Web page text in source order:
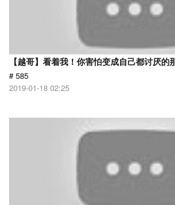
【越哥】看着我！你害怕变成自己都讨厌的
# 585
2019-01-18 02:25